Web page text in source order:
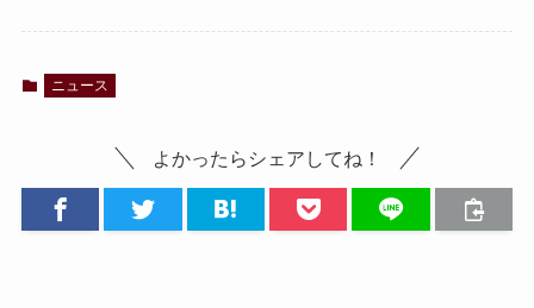
ニュース
よかったらシェアしてね！